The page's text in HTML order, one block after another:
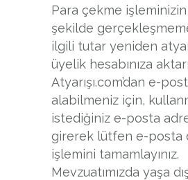
Para çekme işleminizin
şekilde
ilgili tutar yeniden
üyelik hesabınıza
Atyarışı.com’dan e-
alabilmeniz için,
istediğiniz e-posta
girerek lütfen e-posta
işlemini tamamlayınız.
Mevzuatımızda yaşa